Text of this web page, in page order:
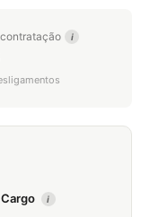
contratação i
i